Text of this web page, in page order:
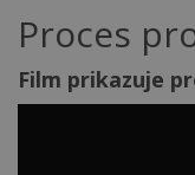
Proces
Film prikazuje